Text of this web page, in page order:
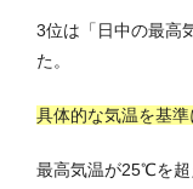
3位は「日中の最高
た。
具体的な気温を基
最高気温が25℃を超